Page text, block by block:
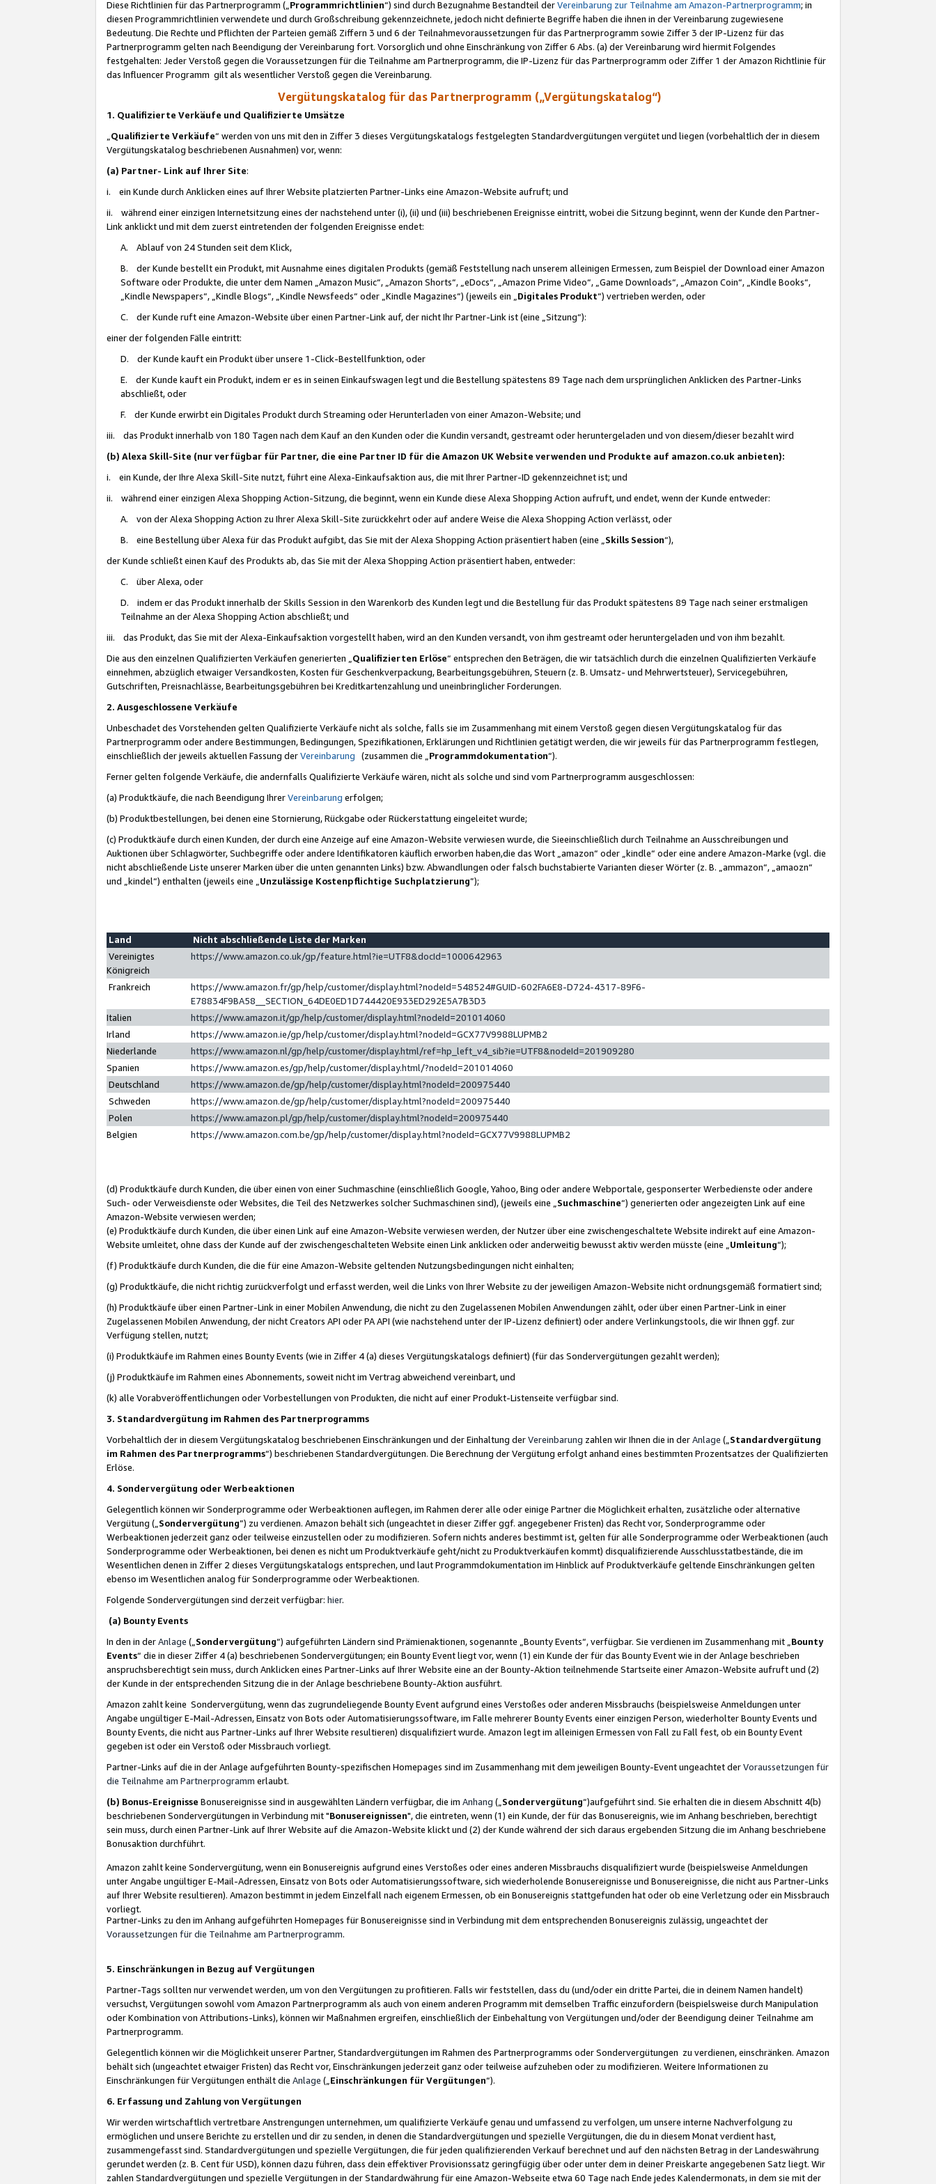
Diese Richtlinien für das Partnerprogramm („Programmrichtlinien“) sind durch Bezugnahme Bestandteil derVereinbarung zur Teilnahme am Amazon-Partnerprogramm; in
diesen Programmrichtlinien verwendete und durch Großschreibung gekennzeichnete, jedoch nicht definierte Begriffe haben die ihnen in der Vereinbarung zugewiesene
Bedeutung. Die Rechte und Pflichten der Parteien gemäß Ziffern 3 und 6 der Teilnahmevoraussetzungen für das Partnerprogramm sowie Ziffer 3 der IP-Lizenz für das
Partnerprogramm gelten nach Beendigung der Vereinbarung fort. Vorsorglich und ohne Einschränkung von Ziffer 6 Abs. (a) der Vereinbarung wird hiermit Folgendes
festgehalten: Jeder Verstoß gegen die Voraussetzungen für die Teilnahme am Partnerprogramm, die IP-Lizenz für das Partnerprogramm oder Ziffer 1 der Amazon Richtlinie für
das Influencer Programm gilt als wesentlicher Verstoß gegen die Vereinbarung.
Vergütungskatalog für das Partnerprogramm („Vergütungskatalog“)
1. Qualifizierte Verkäufe und Qualifizierte Umsätze
Qualifizierte Verkäufe“ werden von uns mit den in Ziffer 3 dieses Vergütungskatalogs festgelegten Standardvergütungen vergütet und liegen (vorbehaltlich der in diesem
Vergütungskatalog beschriebenen Ausnahmen) vor, wenn:
(a) Partner- Link auf Ihrer Site:
i. ein Kunde durch Anklicken eines auf Ihrer Website platzierten Partner-Links eine Amazon-Website aufruft; und
ii. während einer einzigen Internetsitzung eines der nachstehend unter (i), (ii) und (iii) beschriebenen Ereignisse eintritt, wobei die Sitzung beginnt, wenn der Kunde den Partner-
Link anklickt und mit dem zuerst eintretenden der folgenden Ereignisse endet:
A. Ablauf von 24 Stunden seit dem Klick,
B. der Kunde bestellt ein Produkt, mit Ausnahme eines digitalen Produkts (gemäß Feststellung nach unserem alleinigen Ermessen, zum Beispiel der Download einer Amazon
Software oder Produkte, die unter dem Namen „Amazon Music“, „Amazon Shorts“, „eDocs“, „Amazon Prime Video“, „Game Downloads“, „Amazon Coin“, „Kindle Books“,
„Kindle Newspapers“, „Kindle Blogs“, „Kindle Newsfeeds“ oder „Kindle Magazines“) (jeweils ein „ Digitales Produkt“) vertrieben werden, oder
C. der Kunde ruft eine Amazon-Website über einen Partner-Link auf, der nicht Ihr Partner-Link ist (eine „Sitzung“):
einer der folgenden Fälle eintritt:
D. der Kunde kauft ein Produkt über unsere 1-Click-Bestellfunktion, oder
E. der Kunde kauft ein Produkt, indem er es in seinen Einkaufswagen legt und die Bestellung spätestens 89 Tage nach dem ursprünglichen Anklicken des Partner-Links
abschließt, oder
F. der Kunde erwirbt ein Digitales Produkt durch Streaming oder Herunterladen von einer Amazon-Website; und
iii. das Produkt innerhalb von 180 Tagen nach dem Kauf an den Kunden oder die Kundin versandt, gestreamt oder heruntergeladen und von diesem/dieser bezahlt wird
(b) Alexa Skill-Site (nur verfügbar für Partner, die eine Partner ID für die Amazon UK Website verwenden und Produkte auf amazon.co.uk anbieten):
i. ein Kunde, der Ihre Alexa Skill-Site nutzt, führt eine Alexa-Einkaufsaktion aus, die mit Ihrer Partner-ID gekennzeichnet ist; und
ii. während einer einzigen Alexa Shopping Action-Sitzung, die beginnt, wenn ein Kunde diese Alexa Shopping Action aufruft, und endet, wenn der Kunde entweder:
A. von der Alexa Shopping Action zu Ihrer Alexa Skill-Site zurückkehrt oder auf andere Weise die Alexa Shopping Action verlässt, oder
B. eine Bestellung über Alexa für das Produkt aufgibt, das Sie mit der Alexa Shopping Action präsentiert haben (eine „ Skills Session“),
der Kunde schließt einen Kauf des Produkts ab, das Sie mit der Alexa Shopping Action präsentiert haben, entweder:
C. über Alexa, oder
D. indem er das Produkt innerhalb der Skills Session in den Warenkorb des Kunden legt und die Bestellung für das Produkt spätestens 89 Tage nach seiner erstmaligen
Teilnahme an der Alexa Shopping Action abschließt; und
iii. das Produkt, das Sie mit der Alexa-Einkaufsaktion vorgestellt haben, wird an den Kunden versandt, von ihm gestreamt oder heruntergeladen und von ihm bezahlt.
Die aus den einzelnen Qualifizierten Verkäufen generierten „ Qualifizierten Erlöse“ entsprechen den Beträgen, die wir tatsächlich durch die einzelnen Qualifizierten Verkäufe
einnehmen, abzüglich etwaiger Versandkosten, Kosten für Geschenkverpackung, Bearbeitungsgebühren, Steuern (z. B. Umsatz- und Mehrwertsteuer), Servicegebühren,
Gutschriften, Preisnachlässe, Bearbeitungsgebühren bei Kreditkartenzahlung und uneinbringlicher Forderungen.
2. Ausgeschlossene Verkäufe
Unbeschadet des Vorstehenden gelten Qualifizierte Verkäufe nicht als solche, falls sie im Zusammenhang mit einem Verstoß gegen diesen Vergütungskatalog für das
Partnerprogramm oder andere Bestimmungen, Bedingungen, Spezifikationen, Erklärungen und Richtlinien getätigt werden, die wir jeweils für das Partnerprogramm festlegen,
einschließlich der jeweils aktuellen Fassung derVereinbarung (zusammen die „ Programmdokumentation“).
Ferner gelten folgende Verkäufe, die andernfalls Qualifizierte Verkäufe wären, nicht als solche und sind vom Partnerprogramm ausgeschlossen:
(a) Produktkäufe, die nach Beendigung IhrerVereinbarung erfolgen;
(b) Produktbestellungen, bei denen eine Stornierung, Rückgabe oder Rückerstattung eingeleitet wurde;
(c) Produktkäufe durch einen Kunden, der durch eine Anzeige auf eine Amazon-Website verwiesen wurde, die Sieeinschließlich durch Teilnahme an Ausschreibungen und
Auktionen über Schlagwörter, Suchbegriffe oder andere Identifikatoren käuflich erworben haben,die das Wort „amazon“ oder „kindle“ oder eine andere Amazon-Marke (vgl. die
nicht abschließende Liste unserer Marken über die unten genannten Links) bzw. Abwandlungen oder falsch buchstabierte Varianten dieser Wörter (z. B. „ammazon“, „amaozn“
und „kindel“) enthalten (jeweils eine „ Unzulässige Kostenpflichtige Suchplatzierung”);
Land
Nicht abschließende Liste der Marken
Vereinigtes
Königreich
https://www.amazon.co.uk/gp/feature.html?ie=UTF8&docId=1000642963
Frankreich
https://www.amazon.fr/gp/help/customer/display.html?nodeId=548524#GUID-602FA6E8-D724-4317-89F6-
E78834F9BA58__SECTION_64DE0ED1D744420E933ED292E5A7B3D3
Italien
https://www.amazon.it/gp/help/customer/display.html?nodeId=201014060
Irland
https://www.amazon.ie/gp/help/customer/display.html?nodeId=GCX77V9988LUPMB2
Niederlande
https://www.amazon.nl/gp/help/customer/display.html/ref=hp_left_v4_sib?ie=UTF8&nodeId=201909280
Spanien
https://www.amazon.es/gp/help/customer/display.html/?nodeId=201014060
Deutschland
https://www.amazon.de/gp/help/customer/display.html?nodeId=200975440
Schweden
https://www.amazon.de/gp/help/customer/display.html?nodeId=200975440
Polen
https://www.amazon.pl/gp/help/customer/display.html?nodeId=200975440
Belgien
https://www.amazon.com.be/gp/help/customer/display.html?nodeId=GCX77V9988LUPMB2
(d) Produktkäufe durch Kunden, die über einen von einer Suchmaschine (einschließlich Google, Yahoo, Bing oder andere Webportale, gesponserter Werbedienste oder andere
Such- oder Verweisdienste oder Websites, die Teil des Netzwerkes solcher Suchmaschinen sind), (jeweils eine „ Suchmaschine“) generierten oder angezeigten Link auf eine
Amazon-Website verwiesen werden;
(e) Produktkäufe durch Kunden, die über einen Link auf eine Amazon-Website verwiesen werden, der Nutzer über eine zwischengeschaltete Website indirekt auf eine Amazon-
Website umleitet, ohne dass der Kunde auf der zwischengeschalteten Website einen Link anklicken oder anderweitig bewusst aktiv werden müsste (eine „ Umleitung“);
(f) Produktkäufe durch Kunden, die die für eine Amazon-Website geltenden Nutzungsbedingungen nicht einhalten;
(g) Produktkäufe, die nicht richtig zurückverfolgt und erfasst werden, weil die Links von Ihrer Website zu der jeweiligen Amazon-Website nicht ordnungsgemäß formatiert sind;
(h) Produktkäufe über einen Partner-Link in einer Mobilen Anwendung, die nicht zu den Zugelassenen Mobilen Anwendungen zählt, oder über einen Partner-Link in einer
Zugelassenen Mobilen Anwendung, der nicht Creators API oder PA API (wie nachstehend unter der IP-Lizenz definiert) oder andere Verlinkungstools, die wir Ihnen ggf. zur
Verfügung stellen, nutzt;
(i) Produktkäufe im Rahmen eines Bounty Events (wie in Ziffer 4 (a) dieses Vergütungskatalogs definiert) (für das Sondervergütungen gezahlt werden);
(j) Produktkäufe im Rahmen eines Abonnements, soweit nicht im Vertrag abweichend vereinbart, und
(k) alle Vorabveröffentlichungen oder Vorbestellungen von Produkten, die nicht auf einer Produkt-Listenseite verfügbar sind.
3. Standardvergütung im Rahmen des Partnerprogramms
Vorbehaltlich der in diesem Vergütungskatalog beschriebenen Einschränkungen und der Einhaltung derVereinbarung zahlen wir Ihnen die in derAnlage („ Standardvergütung
im Rahmen des Partnerprogramms“) beschriebenen Standardvergütungen. Die Berechnung der Vergütung erfolgt anhand eines bestimmten Prozentsatzes der Qualifizierten
Erlöse.
4. Sondervergütung oder Werbeaktionen
Gelegentlich können wir Sonderprogramme oder Werbeaktionen auflegen, im Rahmen derer alle oder einige Partner die Möglichkeit erhalten, zusätzliche oder alternative
Vergütung („ Sondervergütung”) zu verdienen. Amazon behält sich (ungeachtet in dieser Ziffer ggf. angegebener Fristen) das Recht vor, Sonderprogramme oder
Werbeaktionen jederzeit ganz oder teilweise einzustellen oder zu modifizieren. Sofern nichts anderes bestimmt ist, gelten für alle Sonderprogramme oder Werbeaktionen (auch
Sonderprogramme oder Werbeaktionen, bei denen es nicht um Produktverkäufe geht/nicht zu Produktverkäufen kommt) disqualifizierende Ausschlusstatbestände, die im
Wesentlichen denen in Ziffer 2 dieses Vergütungskatalogs entsprechen, und laut Programmdokumentation im Hinblick auf Produktverkäufe geltende Einschränkungen gelten
ebenso im Wesentlichen analog für Sonderprogramme oder Werbeaktionen.
Folgende Sondervergütungen sind derzeit verfügbar: hier.
(a) Bounty Events
In den in derAnlage („ Sondervergütung“) aufgeführten Ländern sind Prämienaktionen, sogenannte „Bounty Events“, verfügbar. Sie verdienen im Zusammenhang mit „ Bounty
Events“ die in dieser Ziffer 4 (a) beschriebenen Sondervergütungen; ein Bounty Event liegt vor, wenn (1) ein Kunde der für das Bounty Event wie in der Anlage beschrieben
anspruchsberechtigt sein muss, durch Anklicken eines Partner-Links auf Ihrer Website eine an der Bounty-Aktion teilnehmende Startseite einer Amazon-Website aufruft und (2)
der Kunde in der entsprechenden Sitzung die in der Anlage beschriebene Bounty-Aktion ausführt.
Amazon zahlt keine Sondervergütung, wenn das zugrundeliegende Bounty Event aufgrund eines Verstoßes oder anderen Missbrauchs (beispielsweise Anmeldungen unter
Angabe ungültiger E-Mail-Adressen, Einsatz von Bots oder Automatisierungssoftware, im Falle mehrerer Bounty Events einer einzigen Person, wiederholter Bounty Events und
Bounty Events, die nicht aus Partner-Links auf Ihrer Website resultieren) disqualifiziert wurde. Amazon legt im alleinigen Ermessen von Fall zu Fall fest, ob ein Bounty Event
gegeben ist oder ein Verstoß oder Missbrauch vorliegt.
Partner-Links auf die in der Anlage aufgeführten Bounty-spezifischen Homepages sind im Zusammenhang mit dem jeweiligen Bounty-Event ungeachtet derVoraussetzungen für
die Teilnahme am Partnerprogramm erlaubt.
(b) Bonus-Ereignisse Bonusereignisse sind in ausgewählten Ländern verfügbar, die im Anhang („ Sondervergütung“)aufgeführt sind. Sie erhalten die in diesem Abschnitt 4(b)
beschriebenen Sondervergütungen in Verbindung mit "Bonusereignissen", die eintreten, wenn (1) ein Kunde, der für das Bonusereignis, wie im Anhang beschrieben, berechtigt
sein muss, durch einen Partner-Link auf Ihrer Website auf die Amazon-Website klickt und (2) der Kunde während der sich daraus ergebenden Sitzung die im Anhang beschriebene
Bonusaktion durchführt.
Amazon zahlt keine Sondervergütung, wenn ein Bonusereignis aufgrund eines Verstoßes oder eines anderen Missbrauchs disqualifiziert wurde (beispielsweise Anmeldungen
unter Angabe ungültiger E-Mail-Adressen, Einsatz von Bots oder Automatisierungssoftware, sich wiederholende Bonusereignisse und Bonusereignisse, die nicht aus Partner-Links
auf Ihrer Website resultieren). Amazon bestimmt in jedem Einzelfall nach eigenem Ermessen, ob ein Bonusereignis stattgefunden hat oder ob eine Verletzung oder ein Missbrauch
vorliegt.
Partner-Links zu den im Anhang aufgeführten Homepages für Bonusereignisse sind in Verbindung mit dem entsprechenden Bonusereignis zulässig, ungeachtet der
Voraussetzungen für die Teilnahme am Partnerprogramm.
5. Einschränkungen in Bezug auf Vergütungen
Partner-Tags sollten nur verwendet werden, um von den Vergütungen zu profitieren. Falls wir feststellen, dass du (und/oder ein dritte Partei, die in deinem Namen handelt)
versuchst, Vergütungen sowohl vom Amazon Partnerprogramm als auch von einem anderen Programm mit demselben Traffic einzufordern (beispielsweise durch Manipulation
oder Kombination von Attributions-Links), können wir Maßnahmen ergreifen, einschließlich der Einbehaltung von Vergütungen und/oder der Beendigung deiner Teilnahme am
Partnerprogramm.
Gelegentlich können wir die Möglichkeit unserer Partner, Standardvergütungen im Rahmen des Partnerprogramms oder Sondervergütungen zu verdienen, einschränken. Amazon
behält sich (ungeachtet etwaiger Fristen) das Recht vor, Einschränkungen jederzeit ganz oder teilweise aufzuheben oder zu modifizieren. Weitere Informationen zu
Einschränkungen für Vergütungen enthält die Anlage („ Einschränkungen für Vergütungen“).
6. Erfassung und Zahlung von Vergütungen
Wir werden wirtschaftlich vertretbare Anstrengungen unternehmen, um qualifizierte Verkäufe genau und umfassend zu verfolgen, um unsere interne Nachverfolgung zu
ermöglichen und unsere Berichte zu erstellen und dir zu senden, in denen die Standardvergütungen und spezielle Vergütungen, die du in diesem Monat verdient hast,
zusammengefasst sind. Standardvergütungen und spezielle Vergütungen, die für jeden qualifizierenden Verkauf berechnet und auf den nächsten Betrag in der Landeswährung
gerundet werden (z. B. Cent für USD), können dazu führen, dass dein effektiver Provisionssatz geringfügig über oder unter dem in deiner Preiskarte angegebenen Satz liegt. Wir
zahlen Standardvergütungen und spezielle Vergütungen in der Standardwährung für eine Amazon-Webseite etwa 60 Tage nach Ende jedes Kalendermonats, in dem sie mit der